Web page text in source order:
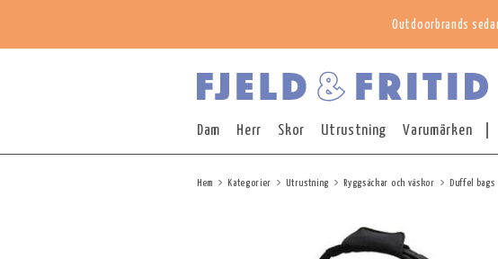
Outdoorbrands
Dam Herr Skor Utrustning Varumärken
Hem Kategorier Utrustning Ryggsäckar och väskor Duffel bags